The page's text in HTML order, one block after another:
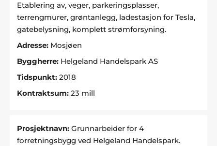
Etablering av, veger, parkeringsplasser,
terrengmurer, grøntanlegg, ladestasjon for Tesla,
gatebelysning, komplett strømforsyning.
Adresse: Mosjøen
Byggherre: Helgeland Handelspark AS
Tidspunkt: 2018
Kontraktsum: 23 mill
Prosjektnavn: Grunnarbeider for 4
forretningsbygg ved Helgeland Handelspark.